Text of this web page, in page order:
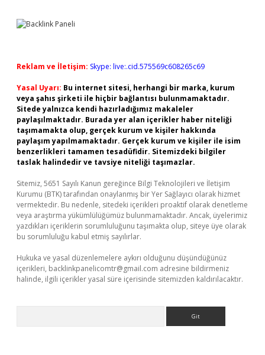
Reklam ve İletişim: Skype: live:.cid.575569c608265c69
Yasal Uyarı: Bu internet sitesi, herhangi bir marka, kurum
veya şahıs şirketi ile hiçbir bağlantısı bulunmamaktadır.
Sitede yalnızca kendi hazırladığımız makaleler
paylaşılmaktadır. Burada yer alan içerikler haber niteliği
taşımamakta olup, gerçek kurum ve kişiler hakkında
paylaşım yapılmamaktadır. Gerçek kurum ve kişiler ile isim
benzerlikleri tamamen tesadüfidir. Sitemizdeki bilgiler
taslak halindedir ve tavsiye niteliği taşımazlar.
Sitemiz, 5651 Sayılı Kanun gereğince Bilgi Teknolojileri ve İletişim
Kurumu (BTK) tarafından onaylanmış bir Yer Sağlayıcı olarak hizmet
vermektedir. Bu nedenle, sitedeki içerikleri proaktif olarak denetleme
veya araştırma yükümlülüğümüz bulunmamaktadır. Ancak, üyelerimiz
yazdıkları içeriklerin sorumluluğunu taşımakta olup, siteye üye olarak
bu sorumluluğu kabul etmiş sayılırlar.
Hukuka ve yasal düzenlemelere aykırı olduğunu düşündüğünüz
içerikleri, backlinkpanelicomtr@gmail.com adresine bildirmeniz
halinde, ilgili içerikler yasal süre içerisinde sitemizden kaldırılacaktır.